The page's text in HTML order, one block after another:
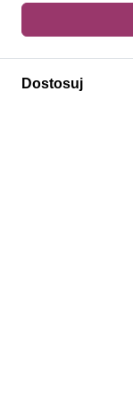
Mój koszyk
Adres dostawy
Dostosuj